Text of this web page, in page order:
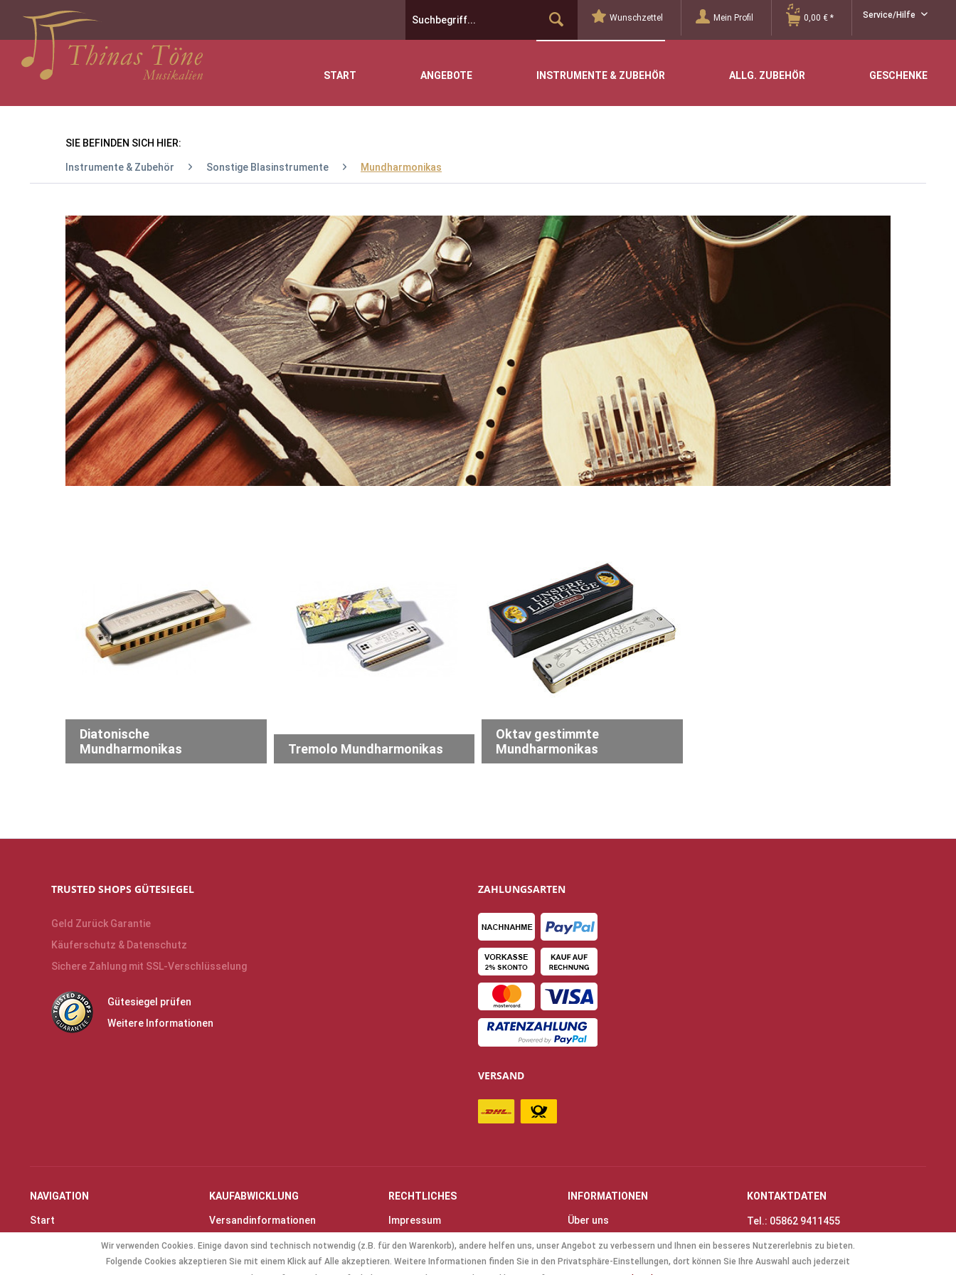
Service/Hilfe
Wunschzettel Mein Profil 0,00 € *
START ANGEBOTE INSTRUMENTE & ZUBEHÖR ALLG. ZUBEHÖR GESCHENKE
SIE BEFINDEN SICH HIER:
Instrumente & Zubehör Sonstige Blasinstrumente Mundharmonikas
Diatonische
Mundharmonikas
Tremolo Mundharmonikas
Oktav gestimmte
Mundharmonikas
TRUSTED SHOPS GÜTESIEGEL
Geld Zurück Garantie
Käuferschutz & Datenschutz
Sichere Zahlung mit SSL-Verschlüsselung
Gütesiegel prüfen
Weitere Informationen
ZAHLUNGSARTEN
VERSAND
NAVIGATION
Start
KAUFABWICKLUNG
Versandinformationen
Widerrufsrecht
RECHTLICHES
Impressum
INFORMATIONEN
Über uns
Anfahrt & Öffnungszeiten
Mollenhauer Blockflöten
KONTAKTDATEN
Tel.: 05862 9411455
info@thinas-toene.de
Wir verwenden Cookies. Einige davon sind technisch notwendig (z.B. für den Warenkorb), andere helfen uns, unser Angebot zu verbessern und Ihnen ein besseres Nutzererlebnis zu bieten.
Folgende Cookies akzeptieren Sie mit einem Klick auf Alle akzeptieren. Weitere Informationen finden Sie in den Privatsphäre-Einstellungen, dort können Sie Ihre Auswahl auch jederzeit